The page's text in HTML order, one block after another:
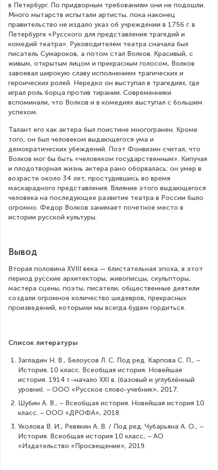
в Петербург. По придворным требованиям они не подошли.
Много мытарств испытали артисты, пока наконец
правительство не издало указ об учреждении в 1756 г. в
Петербурге «Русского для представления трагедий и
комедий театра». Руководителем театра сначала был
писатель Сумароков, а потом стал Волков. Красивый, с
живым, открытым лицом и прекрасным голосом, Волков
завоевал широкую славу исполнением трагических и
героических ролей. Нередко он выступал в трагедиях, где
играл роль борца против тирании. Современники
вспоминали, что Волков и в комедиях выступал с большим
успехом.
Талант его как актера был поистине многогранен. Кроме
того, он был человеком выдающегося ума и
демократических убеждений. Поэт Фонвизин считал, что
Волков мог бы быть «человеком государственным». Кипучая
и плодотворная жизнь актера рано оборвалась: он умер в
возрасте около 34 лет, простудившись во время
маскарадного представления. Влияние этого выдающегося
человека на последующее развитие театра в России было
огромно. Федор Волков занимает почетное место в
истории русской культуры.
Вывод
Вторая половина XVIII века — блистательная эпоха, в этот
период русские архитекторы, живописцы, скульпторы,
мастера сцены, поэты, писатели, общественные деятели
создали огромное количество шедевров, прекрасных
произведений, которыми мы всегда будем гордиться.
Список литературы
Загладин Н. В., Белоусов Л. С. Под ред. Карпова С. П., −
История. 10 класс. Всеобщая история. Новейшая
история. 1914 г.−начало XXI в. (базовый и углублённый
уровни). − ООО «Русское слово-учебник», 2017.
Шубин А. В., − Всеобщая история. Новейшая история 10
класс. − ООО «ДРОФА», 2018.
Уколова В. И., Ревякин А. В. / Под ред. Чубарьяна А. О., −
История. Всеобщая история 10 класс, − АО
«Издательство «Просвещение», 2019.